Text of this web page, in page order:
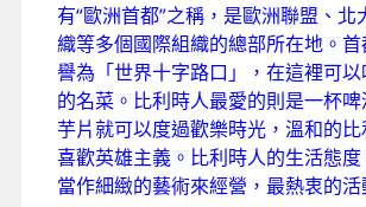
有“歐洲首都”之稱，是歐洲聯盟、北
織等多個國際組織的總部所在地。
譽為「世界十字路口」，在這裡可
的名菜。比利時人最愛的則是一杯
芋片就可以度過歡樂時光，溫和的
喜歡英雄主義。比利時人的生活態
當作細緻的藝術來經營，最熱衷的活